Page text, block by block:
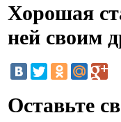
Хорошая
ней своим
Оставьте